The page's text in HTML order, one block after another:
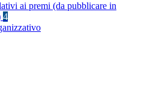
ai premi (da pubblicare in
4